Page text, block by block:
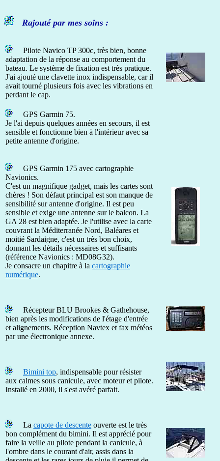
Rajouté par mes soins :
Pilote Navico TP 300c, très bien, bonne
adaptation de la réponse au comportement du
bateau. Le système de fixation est très pratique.
J'ai ajouté une clavette inox indispensable, car il
avait tourné plusieurs fois avec les vibrations en
perdant le cap.
GPS Garmin 75.
Je l'ai depuis quelques années en secours, il est
sensible et fonctionne bien à l'intérieur avec sa
petite antenne d'origine.
GPS Garmin 175 avec cartographie
Navionics.
C'est un magnifique gadget, mais les cartes sont
chères ! Son défaut principal est son manque de
sensibilité sur antenne d'origine. Il est peu
sensible et exige une antenne sur le balcon. La
GA 28 est bien adaptée. Je l'utilise avec la carte
couvrant la Méditerranée Nord, Baléares et
moitié Sardaigne, c'est un très bon choix,
donnant les détails nécessaires et suffisants
(référence Navionics : MD08G32).
Je consacre un chapitre à la cartographie
numérique.
Récepteur BLU Brookes & Gathehouse,
bien après les modifications de l'étage d'entrée
et alignements. Réception Navtex et fax météos
par une électronique annexe.
Bimini top, indispensable pour résister
aux calmes sous canicule, avec moteur et pilote.
Installé en 2000, il s'est avéré parfait.
La capote de descente ouverte est le très
bon complément du bimini. Il est apprécié pour
faire la veille au pilote pendant la canicule, à
l'ombre dans le courant d'air, assis dans la